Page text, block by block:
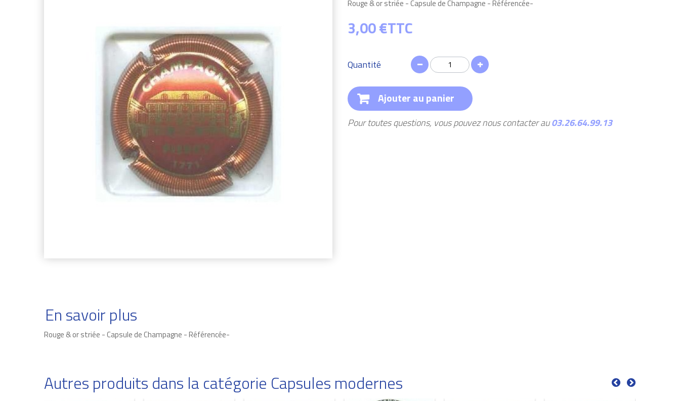
Rouge & or striée - Capsule de Champagne - Référencée-
3,00 €TTC
Quantité
Ajouter au panier
Pour toutes questions, vous pouvez nous contacter au03.26.64.99.13
En savoir plus
Rouge & or striée - Capsule de Champagne - Référencée-
Autres produits dans la catégorie Capsules modernes